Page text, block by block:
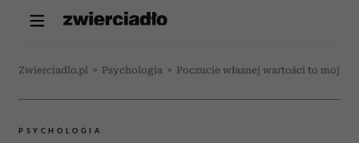
Zwierciadlo.pl > Psychologia > Poczucie własnej wartości to moja
PSYCHOLOGIA